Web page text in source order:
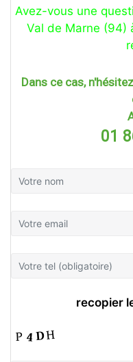
Avez-vous une
Val de Marne (94)
Dans ce cas,
01
recopier